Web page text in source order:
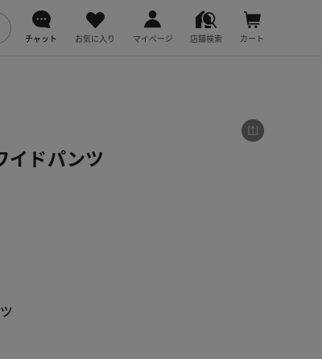
チャット お気に入り マイページ 店舗検索 カート
イドパンツ